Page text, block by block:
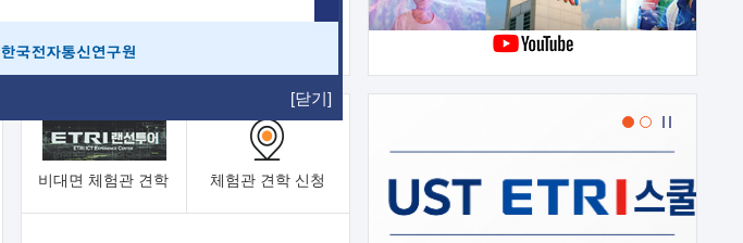
[닫기]
융합기술연구생산센터 반도체실험실
비대면 체험관 견학 체험관 견학 신청